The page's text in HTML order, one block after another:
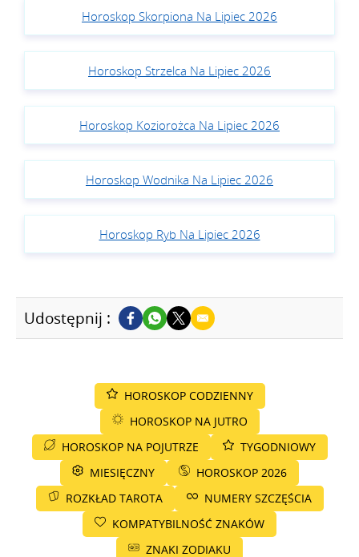
Horoskop Skorpiona Na Lipiec 2026
Horoskop Strzelca Na Lipiec 2026
Horoskop Koziorożca Na Lipiec 2026
Horoskop Wodnika Na Lipiec 2026
Horoskop Ryb Na Lipiec 2026
Udostępnij :
HOROSKOP CODZIENNY
HOROSKOP NA JUTRO
HOROSKOP NA POJUTRZE
TYGODNIOWY
MIESIĘCZNY
HOROSKOP 2026
ROZKŁAD TAROTA
NUMERY SZCZĘŚCIA
KOMPATYBILNOŚĆ ZNAKÓW
ZNAKI ZODIAKU